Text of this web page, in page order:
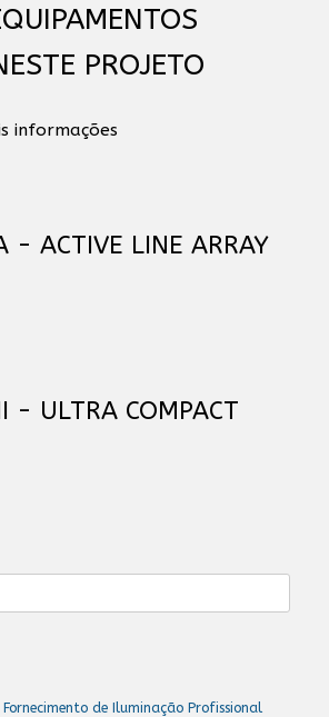
PROJETO
informações
- ACTIVE LINE ARRAY
ULTRA COMPACT
de Iluminação Profissional